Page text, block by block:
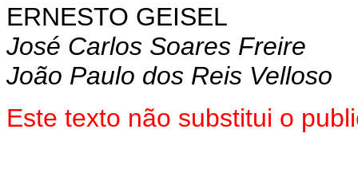
ERNESTO GEISEL
José Carlos Soares Freire
João Paulo dos Reis Velloso
Este texto não substitui o